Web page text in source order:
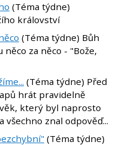
(Téma týdne)
království
(Téma týdne) Bůh
za něco - "Bože,
(Téma týdne) Před
hrát pravidelně
který byl naprosto
všechno znal odpověď...
(Téma týdne)